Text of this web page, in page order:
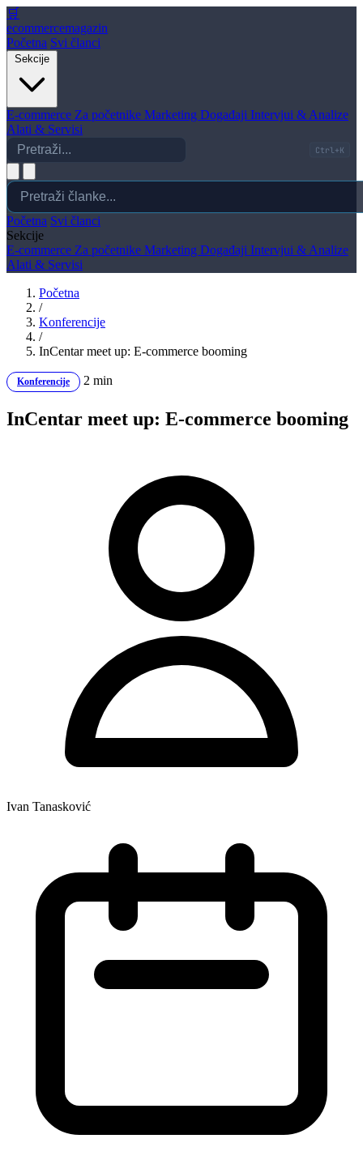
🛒
ecommercemagazin
Početna Svi članci
Sekcije
E-commerce Za početnike Marketing Događaji Intervjui & Analize
Alati & Servisi
Ctrl+K
Početna Svi članci
Sekcije
E-commerce Za početnike Marketing Događaji Intervjui & Analize
Alati & Servisi
Početna
/
Konferencije
/
InCentar meet up: E-commerce booming
Konferencije 2 min
InCentar meet up: E-commerce booming
Ivan Tanasković